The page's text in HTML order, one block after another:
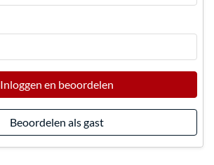
Inloggen en beoordelen
Beoordelen als gast